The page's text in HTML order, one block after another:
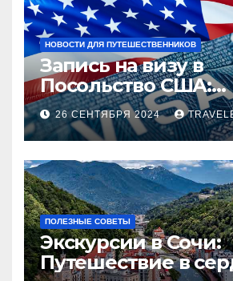
НОВОСТИ ДЛЯ ПУТЕШЕСТВЕННИКОВ
Запись на визу в
Посольство США:
Пошаговое
26 СЕНТЯБРЯ 2024
ПОЛЕЗНЫЕ СОВЕТЫ
Экскурсии в Сочи:
Путешествие в